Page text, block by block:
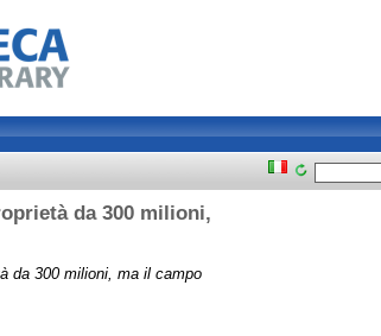
da 300 milioni,
da 300 milioni, ma il campo